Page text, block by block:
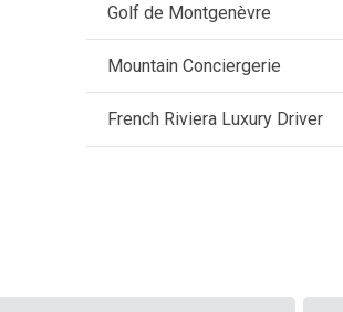
Golf de Montgenèvre
Mountain Conciergerie
French Riviera Luxury Driver